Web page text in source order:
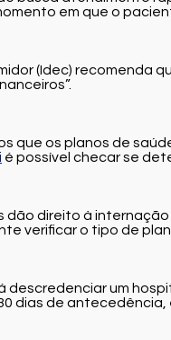
em que o
(Idec) recomenda
que os planos de
é possível checar se
direito à
verificar o tipo de
descredenciar um
dias de